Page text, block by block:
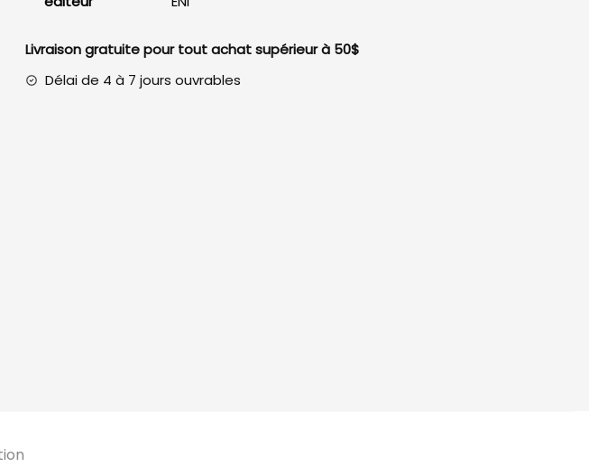
Livraison gratuite pour tout achat supérieur à 50$
Délai de 4 à 7 jours ouvrables